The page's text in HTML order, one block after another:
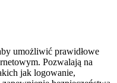
umożliwić prawidłowe
Pozwalają na
jak logowanie,